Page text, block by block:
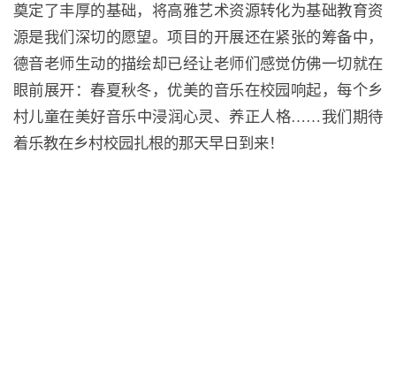
奠定了丰厚的基础，将高雅艺术资源转化为基础教育资
源是我们深切的愿望。项目的开展还在紧张的筹备中，
德音老师生动的描绘却已经让老师们感觉仿佛一切就在
眼前展开：春夏秋冬，优美的音乐在校园响起，每个乡
村儿童在美好音乐中浸润心灵、养正人格……我们期待
着乐教在乡村校园扎根的那天早日到来！